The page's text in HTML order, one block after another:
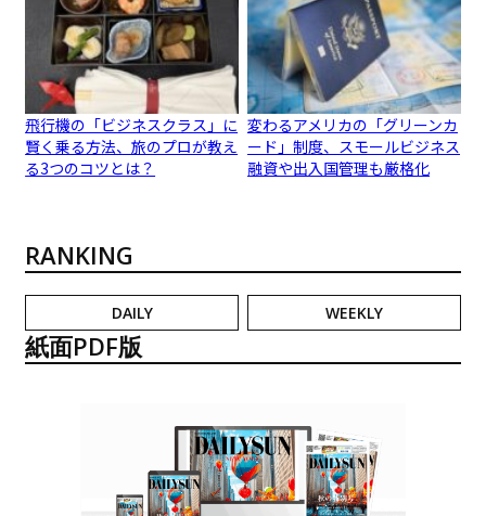
飛行機の「ビジネスクラス」に
賢く乗る方法、旅のプロが教え
る3つのコツとは？
変わるアメリカの「グリーンカ
ード」制度、スモールビジネス
融資や出入国管理も厳格化
RANKING
DAILY WEEKLY
紙面PDF版